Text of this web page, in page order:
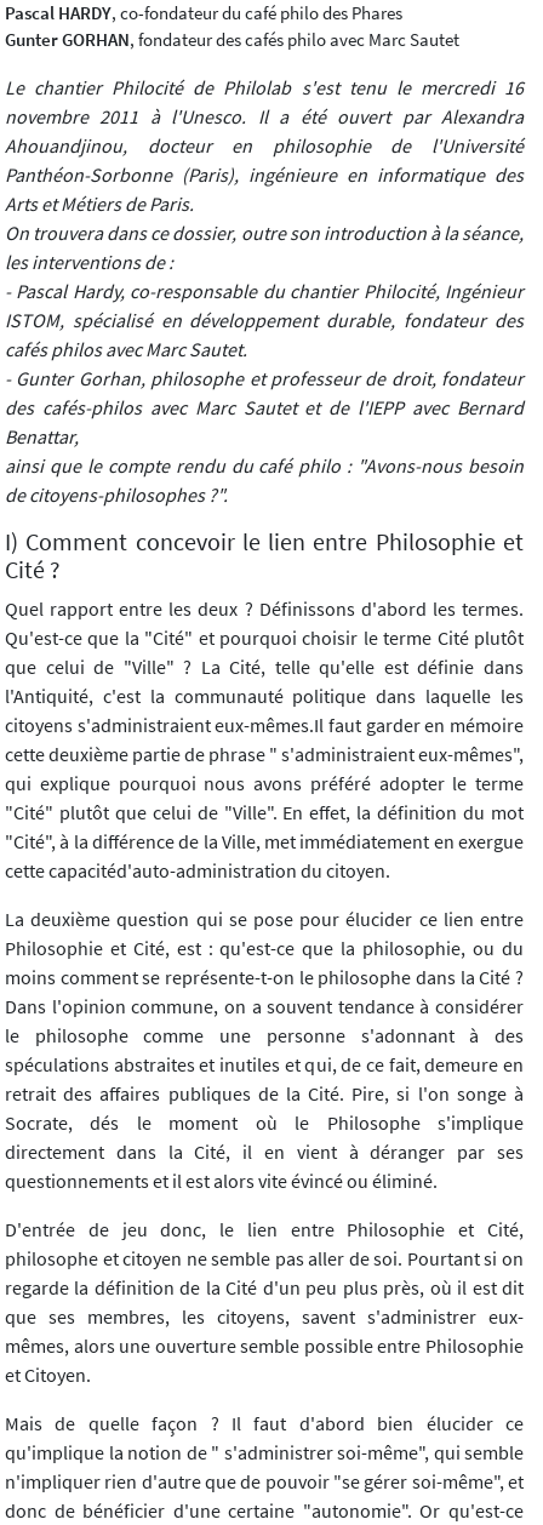
Pascal HARDY, co-fondateur du café philo des Phares
Gunter GORHAN, fondateur des cafés philo avec Marc Sautet
Le chantier Philocité de Philolab s'est tenu le mercredi 16
novembre 2011 à l'Unesco. Il a été ouvert par Alexandra
Ahouandjinou, docteur en philosophie de l'Université
Panthéon-Sorbonne (Paris), ingénieure en informatique des
Arts et Métiers de Paris.
On trouvera dans ce dossier, outre son introduction à la séance,
les interventions de :
- Pascal Hardy, co-responsable du chantier Philocité, Ingénieur
ISTOM, spécialisé en développement durable, fondateur des
cafés philos avec Marc Sautet.
- Gunter Gorhan, philosophe et professeur de droit, fondateur
des cafés-philos avec Marc Sautet et de l'IEPP avec Bernard
Benattar,
ainsi que le compte rendu du café philo : "Avons-nous besoin
de citoyens-philosophes ?".
I) Comment concevoir le lien entre Philosophie et
Cité ?
Quel rapport entre les deux ? Définissons d'abord les termes.
Qu'est-ce que la "Cité" et pourquoi choisir le terme Cité plutôt
que celui de "Ville" ? La Cité, telle qu'elle est définie dans
l'Antiquité, c'est la communauté politique dans laquelle les
citoyens s'administraient eux-mêmes.Il faut garder en mémoire
cette deuxième partie de phrase " s'administraient eux-mêmes",
qui explique pourquoi nous avons préféré adopter le terme
"Cité" plutôt que celui de "Ville". En effet, la définition du mot
"Cité", à la différence de la Ville, met immédiatement en exergue
cette capacitéd'auto-administration du citoyen.
La deuxième question qui se pose pour élucider ce lien entre
Philosophie et Cité, est : qu'est-ce que la philosophie, ou du
moins comment se représente-t-on le philosophe dans la Cité ?
Dans l'opinion commune, on a souvent tendance à considérer
le philosophe comme une personne s'adonnant à des
spéculations abstraites et inutiles et qui, de ce fait, demeure en
retrait des affaires publiques de la Cité. Pire, si l'on songe à
Socrate, dés le moment où le Philosophe s'implique
directement dans la Cité, il en vient à déranger par ses
questionnements et il est alors vite évincé ou éliminé.
D'entrée de jeu donc, le lien entre Philosophie et Cité,
philosophe et citoyen ne semble pas aller de soi. Pourtant si on
regarde la définition de la Cité d'un peu plus près, où il est dit
que ses membres, les citoyens, savent s'administrer eux-
mêmes, alors une ouverture semble possible entre Philosophie
et Citoyen.
Mais de quelle façon ? Il faut d'abord bien élucider ce
qu'implique la notion de " s'administrer soi-même", qui semble
n'impliquer rien d'autre que de pouvoir "se gérer soi-même", et
donc de bénéficier d'une certaine "autonomie". Or qu'est-ce